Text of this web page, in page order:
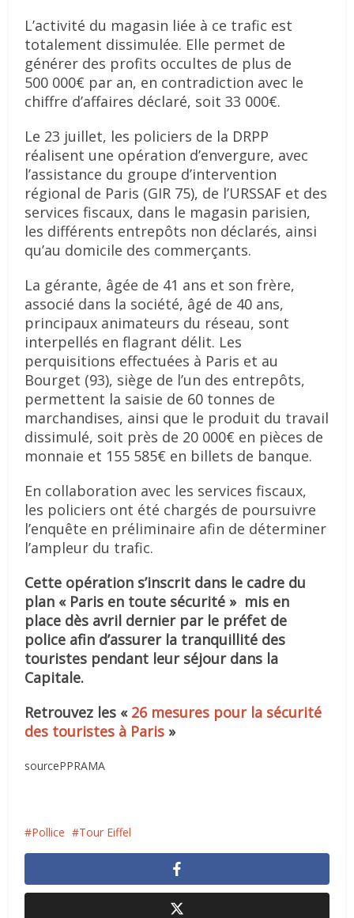
L’activité du magasin liée à ce trafic est
totalement dissimulée. Elle permet de
générer des profits occultes de plus de
500 000€ par an, en contradiction avec le
chiffre d’affaires déclaré, soit 33 000€.
Le 23 juillet, les policiers de la DRPP
réalisent une opération d’envergure, avec
l’assistance du groupe d’intervention
régional de Paris (GIR 75), de l’URSSAF et des
services fiscaux, dans le magasin parisien,
les différents entrepôts non déclarés, ainsi
qu’au domicile des commerçants.
La gérante, âgée de 41 ans et son frère,
associé dans la société, âgé de 40 ans,
principaux animateurs du réseau, sont
interpellés en flagrant délit. Les
perquisitions effectuées à Paris et au
Bourget (93), siège de l’un des entrepôts,
permettent la saisie de 60 tonnes de
marchandises, ainsi que le produit du travail
dissimulé, soit près de 20 000€ en pièces de
monnaie et 155 585€ en billets de banque.
En collaboration avec les services fiscaux,
les policiers ont été chargés de poursuivre
l’enquête en préliminaire afin de déterminer
l’ampleur du trafic.
Cette opération s’inscrit dans le cadre du
plan « Paris en toute sécurité » mis en
place dès avril dernier par le préfet de
police afin d’assurer la tranquillité des
touristes pendant leur séjour dans la
Capitale.
Retrouvez les « 26 mesures pour la sécurité
des touristes à Paris »
sourcePPRAMA
Pollice Tour Eiffel